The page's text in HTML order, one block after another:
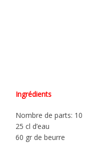
Ingrédients
Nombre de parts: 10
25 cl d’eau
60 gr de beurre